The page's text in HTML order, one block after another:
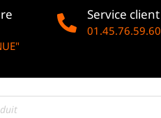
Service client
01.45.76.59.60